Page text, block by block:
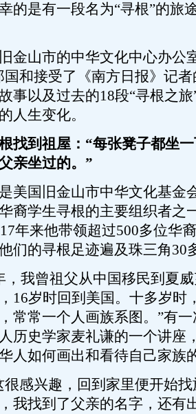
是有一段名为“寻根”的旅
山市的中华文化中心办公
国和接受了《南方日报》记
事以及过去的18段“寻根之
人生变化。
找到祖屋：“每张凳子都坐
亲坐过的。”
国旧金山市中华文化基金
裔学生寻根的主要组织者之
年来他带领超过500多位华
们的寻根足迹遍及珠三角30
我曾祖父从中国移民到夏威
16岁时回到美国。十多岁时
常常一个人画族系图。”有
历史学家麦礼谦的一个讲座
人如何画出和看待自己家族
兴趣，回到家里便开始找
我找到了父亲的名字，还有